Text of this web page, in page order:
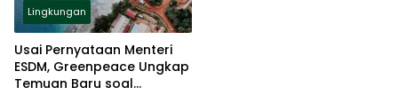
Lingkungan
Usai Pernyataan Menteri
ESDM, Greenpeace Ungkap
Temuan Baru soal